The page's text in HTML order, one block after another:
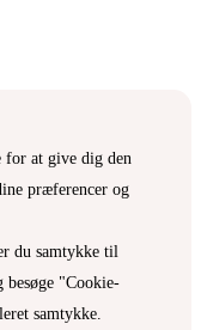
for at give dig den
præferencer og
du samtykke til
"Cookie-
samtykke.